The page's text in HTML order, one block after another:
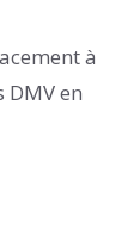
à
DMV en